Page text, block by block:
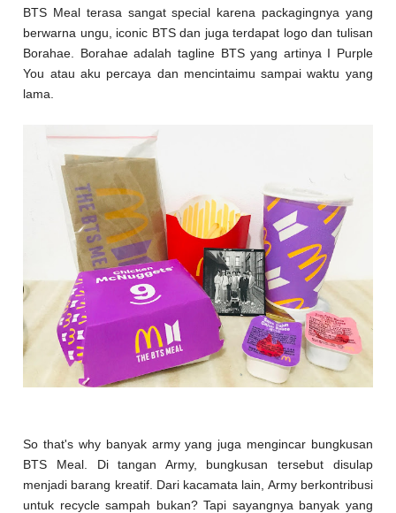
BTS Meal terasa sangat special karena packagingnya yang
berwarna ungu, iconic BTS dan juga terdapat logo dan tulisan
Borahae. Borahae adalah tagline BTS yang artinya I Purple
You atau aku percaya dan mencintaimu sampai waktu yang
lama.
So that's why banyak army yang juga mengincar bungkusan
BTS Meal. Di tangan Army, bungkusan tersebut disulap
menjadi barang kreatif. Dari kacamata lain, Army berkontribusi
untuk recycle sampah bukan? Tapi sayangnya banyak yang